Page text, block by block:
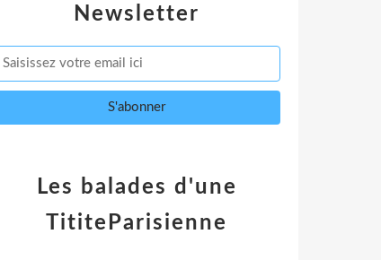
Newsletter
Les balades d'une
TititeParisienne